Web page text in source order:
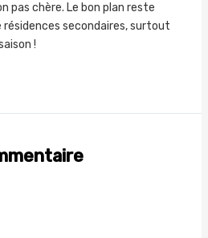
pas chère. Le bon plan reste
résidences secondaires, surtout
!